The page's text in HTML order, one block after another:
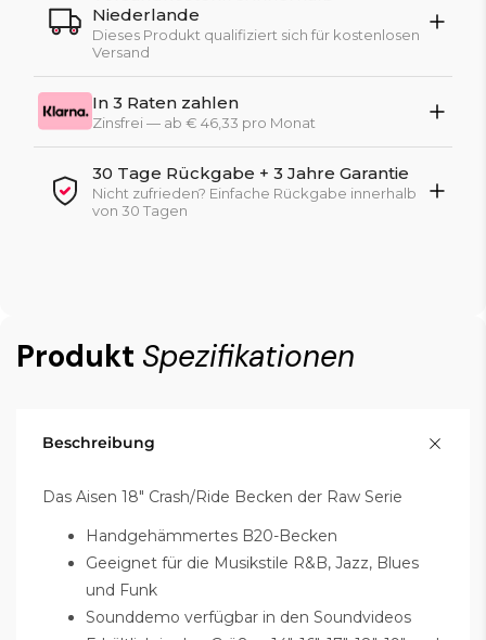
Niederlande
Dieses Produkt qualifiziert sich für kostenlosen
Versand
In 3 Raten zahlen
Zinsfrei — ab € 46,33 pro Monat
30 Tage Rückgabe + 3 Jahre Garantie
Nicht zufrieden? Einfache Rückgabe innerhalb
von 30 Tagen
Produkt Spezifikationen
Beschreibung
Das Aisen 18" Crash/Ride Becken der Raw Serie
Handgehämmertes B20-Becken
Geeignet für die Musikstile R&B, Jazz, Blues
und Funk
Sounddemo verfügbar in den Soundvideos